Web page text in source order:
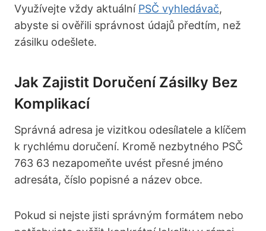
Využívejte vždy aktuální PSČ vyhledávač,
abyste si ověřili správnost údajů předtím, než
zásilku odešlete.
Jak Zajistit Doručení Zásilky Bez
Komplikací
Správná adresa je vizitkou odesílatele a klíčem
k rychlému doručení. Kromě nezbytného PSČ
763 63 nezapomeňte uvést přesné jméno
adresáta, číslo popisné a název obce.
Pokud si nejste jisti správným formátem nebo